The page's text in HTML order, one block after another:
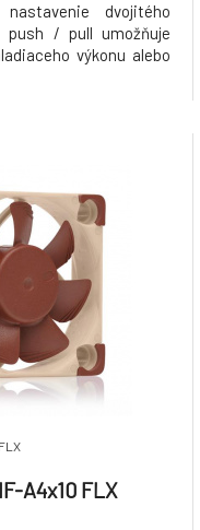
dvojitého
/ pull umožňuje
výkonu alebo
A4x10 FLX